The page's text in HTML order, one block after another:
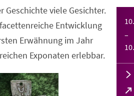
–
Geschichte viele Gesichter.
Entwicklung
Erwähnung im Jahr
Exponaten erlebbar.